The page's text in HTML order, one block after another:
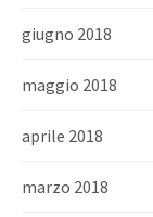
giugno 2018
maggio 2018
aprile 2018
marzo 2018